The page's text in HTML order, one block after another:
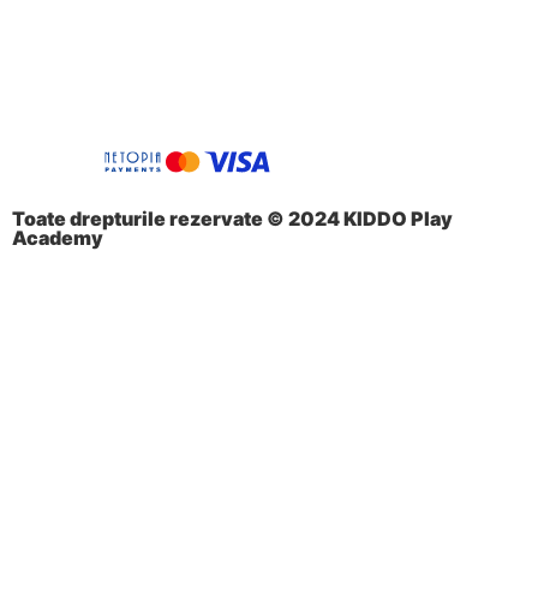
Toate drepturile rezervate © 2024 KIDDO Play
Academy